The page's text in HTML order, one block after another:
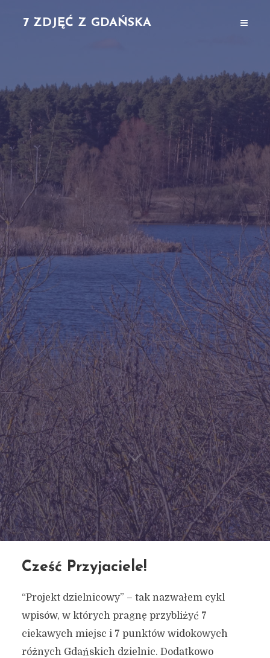
7 ZDJĘĆ Z GDAŃSKA
Cześć Przyjaciele!
“Projekt dzielnicowy” – tak nazwałem cykl
wpisów, w których pragnę przybliżyć 7
ciekawych miejsc i 7 punktów widokowych
różnych Gdańskich dzielnic. Dodatkowo